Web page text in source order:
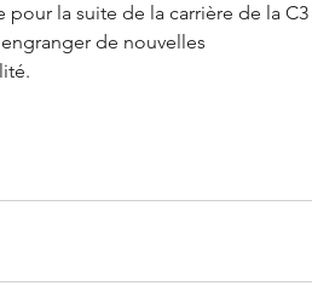
la suite de la carrière de la C3
de nouvelles